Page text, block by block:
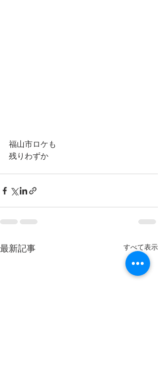
福山市ロケも
残りわずか
最新記事 すべて表示